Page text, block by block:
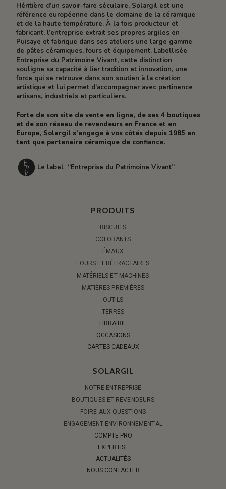
Héritière d’un savoir-faire séculaire, Solargil est une
référence européenne dans le domaine de la céramique
et de la haute température. À la fois producteur et
fabricant, l’entreprise extrait ses propres argiles en
Puisaye et fabrique dans ses ateliers une large gamme
de pâtes céramiques, fours et équipement. Labellisée
Entreprise du Patrimoine Vivant, cette distinction
souligne sa capacité à lier tradition et innovation, une
force qui se retrouve dans son soutien à la création
artistique et lui permet d’accompagner avec pertinence
artisans, industriels et particuliers.
Forte de son site de vente en ligne, de ses 4 boutiques
et de son réseau de revendeurs en France et en
Europe, Solargil s’engage à vos côtés depuis 1985 en
tant que partenaire céramique de confiance.
Le label “Entreprise du Patrimoine Vivant”
PRODUITS
BISCUITS
COLORANTS
ÉMAUX
FOURS ET RÉFRACTAIRES
MATÉRIELS ET MACHINES
MATIÈRES PREMIÈRES
OUTILS
TERRES
LIBRAIRIE
OCCASIONS
CARTES CADEAUX
SOLARGIL
NOTRE ENTREPRISE
BOUTIQUES ET REVENDEURS
FOIRE AUX QUESTIONS
ENGAGEMENT ENVIRONNEMENTAL
COMPTE PRO
EXPERTISE
ACTUALITÉS
NOUS CONTACTER